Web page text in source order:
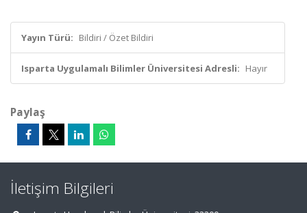
Yayın Türü: Bildiri / Özet Bildiri
Isparta Uygulamalı Bilimler Üniversitesi Adresli: Hayır
Paylaş
İletişim Bilgileri